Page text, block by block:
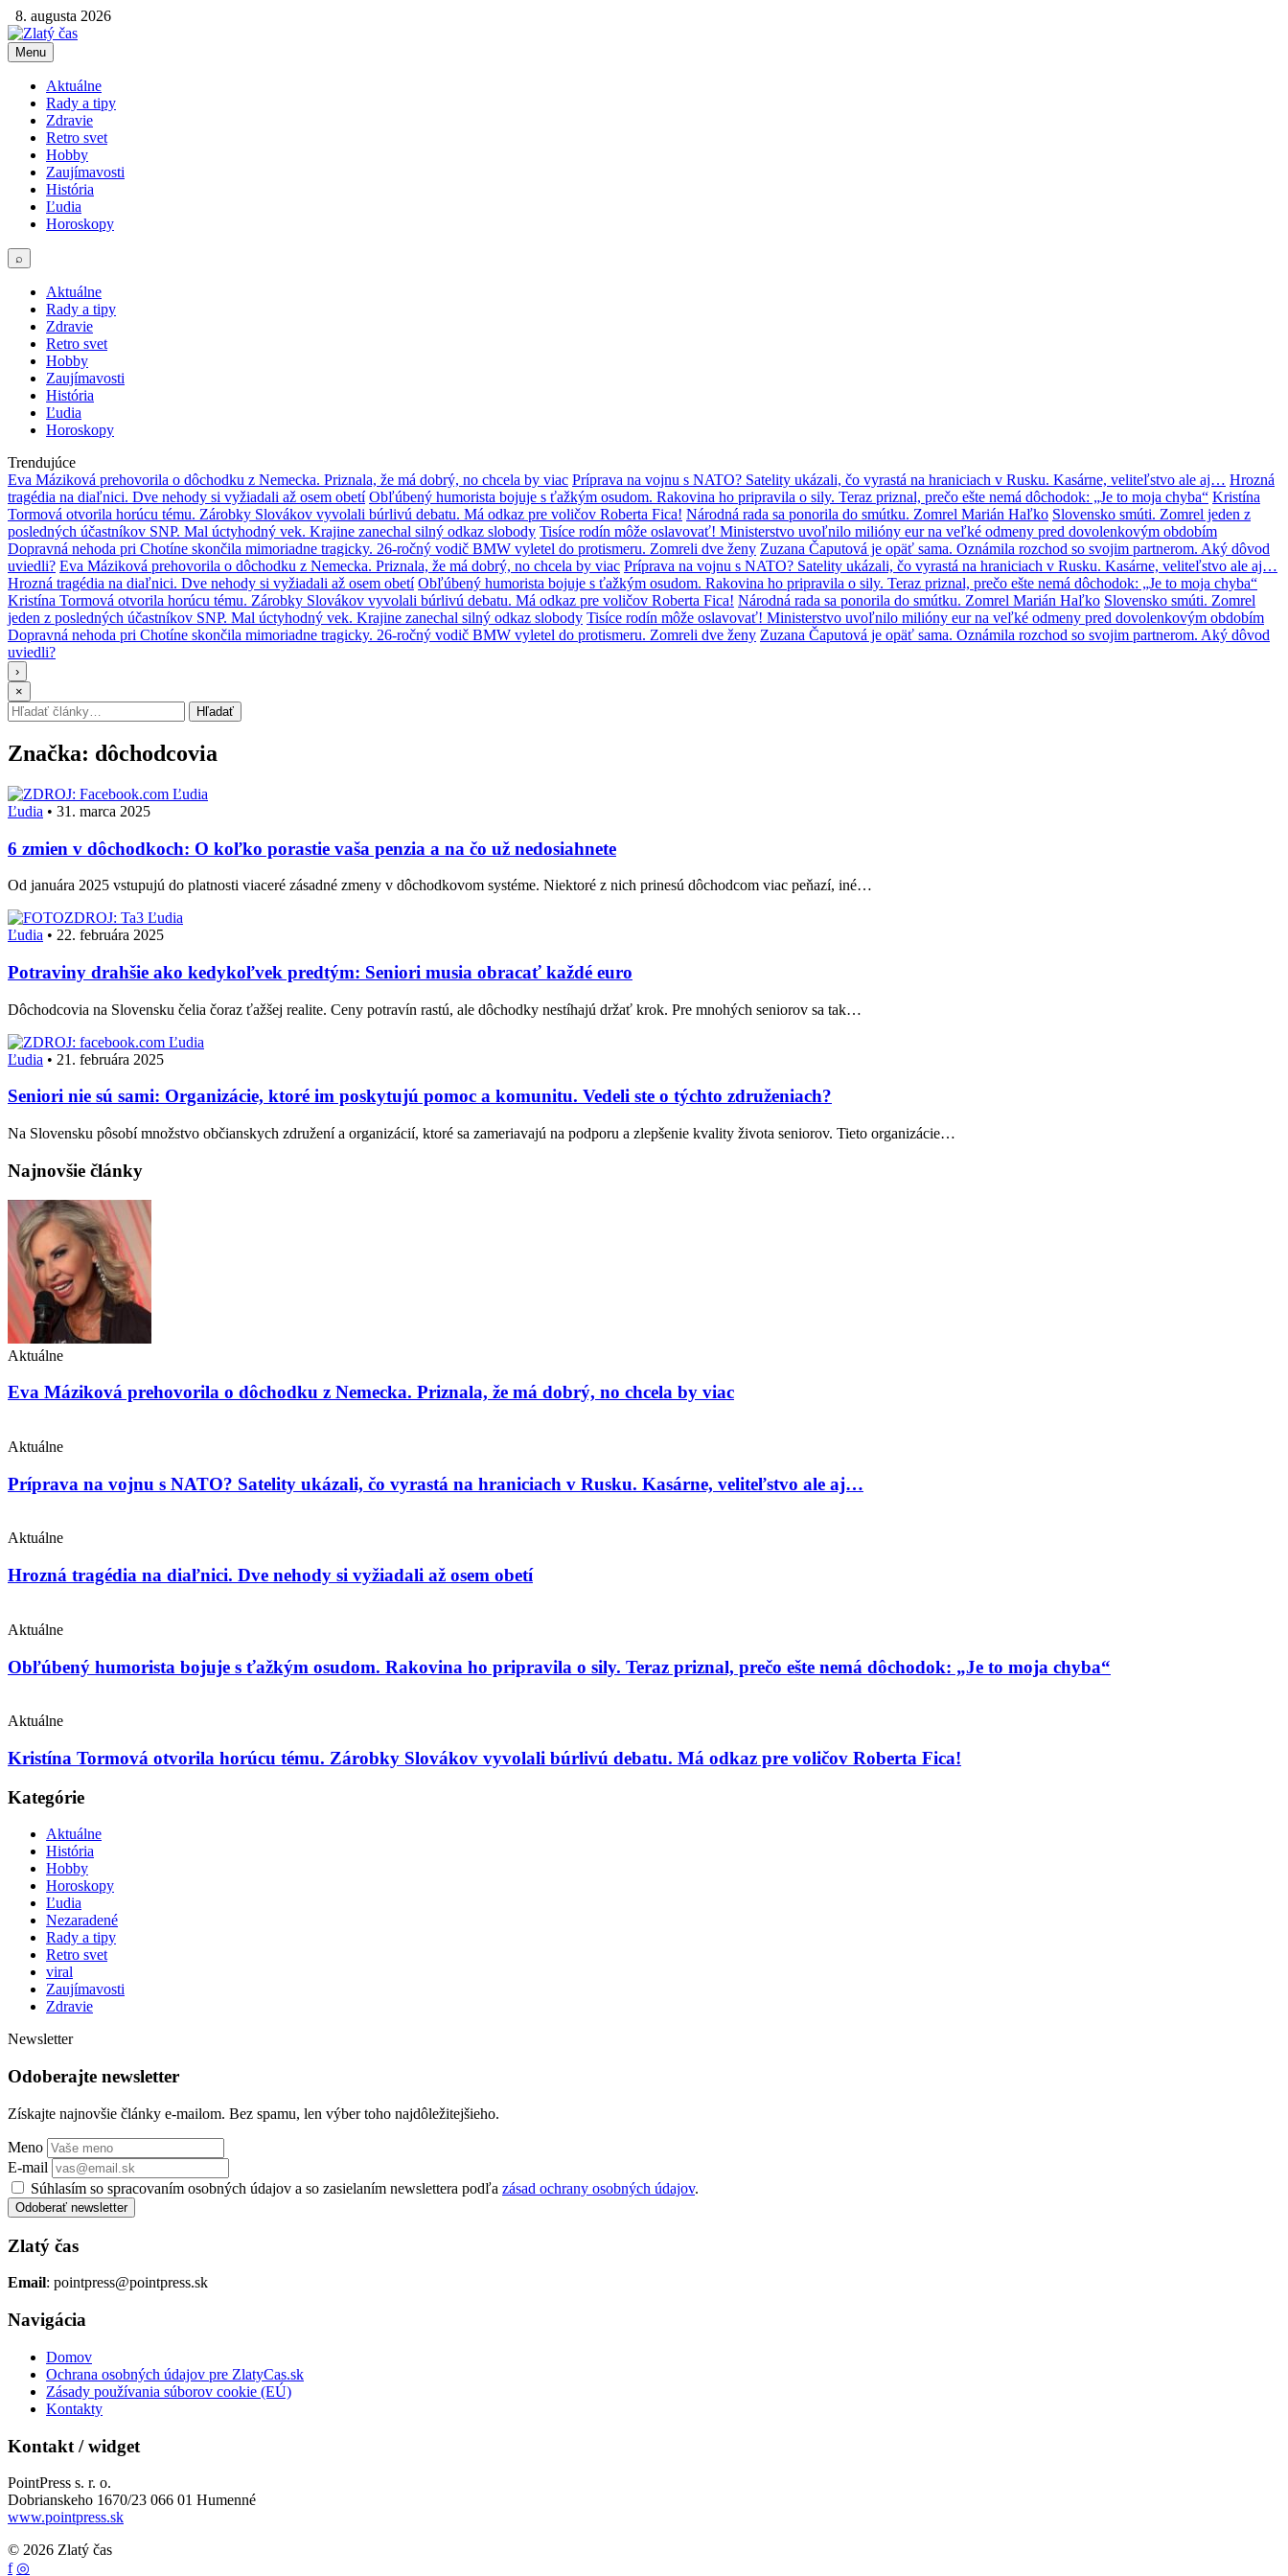
8. augusta 2026
Menu
Aktuálne
Rady a tipy
Zdravie
Retro svet
Hobby
Zaujímavosti
História
Ľudia
Horoskopy
⌕
Aktuálne
Rady a tipy
Zdravie
Retro svet
Hobby
Zaujímavosti
História
Ľudia
Horoskopy
Trendujúce
Eva Máziková prehovorila o dôchodku z Nemecka. Priznala, že má dobrý, no chcela by viac Príprava na vojnu s NATO? Satelity ukázali, čo vyrastá na hraniciach v Rusku. Kasárne, veliteľstvo ale aj… Hrozná
tragédia na diaľnici. Dve nehody si vyžiadali až osem obetí Obľúbený humorista bojuje s ťažkým osudom. Rakovina ho pripravila o sily. Teraz priznal, prečo ešte nemá dôchodok: „Je to moja chyba“ Kristína
Tormová otvorila horúcu tému. Zárobky Slovákov vyvolali búrlivú debatu. Má odkaz pre voličov Roberta Fica! Národná rada sa ponorila do smútku. Zomrel Marián Haľko Slovensko smúti. Zomrel jeden z
posledných účastníkov SNP. Mal úctyhodný vek. Krajine zanechal silný odkaz slobody Tisíce rodín môže oslavovať! Ministerstvo uvoľnilo milióny eur na veľké odmeny pred dovolenkovým obdobím
Dopravná nehoda pri Chotíne skončila mimoriadne tragicky. 26-ročný vodič BMW vyletel do protismeru. Zomreli dve ženy Zuzana Čaputová je opäť sama. Oznámila rozchod so svojim partnerom. Aký dôvod
uviedli? Eva Máziková prehovorila o dôchodku z Nemecka. Priznala, že má dobrý, no chcela by viac Príprava na vojnu s NATO? Satelity ukázali, čo vyrastá na hraniciach v Rusku. Kasárne, veliteľstvo ale aj…
Hrozná tragédia na diaľnici. Dve nehody si vyžiadali až osem obetí Obľúbený humorista bojuje s ťažkým osudom. Rakovina ho pripravila o sily. Teraz priznal, prečo ešte nemá dôchodok: „Je to moja chyba“
Kristína Tormová otvorila horúcu tému. Zárobky Slovákov vyvolali búrlivú debatu. Má odkaz pre voličov Roberta Fica! Národná rada sa ponorila do smútku. Zomrel Marián Haľko Slovensko smúti. Zomrel
jeden z posledných účastníkov SNP. Mal úctyhodný vek. Krajine zanechal silný odkaz slobody Tisíce rodín môže oslavovať! Ministerstvo uvoľnilo milióny eur na veľké odmeny pred dovolenkovým obdobím
Dopravná nehoda pri Chotíne skončila mimoriadne tragicky. 26-ročný vodič BMW vyletel do protismeru. Zomreli dve ženy Zuzana Čaputová je opäť sama. Oznámila rozchod so svojim partnerom. Aký dôvod
uviedli?
›
×
Hľadať: Hľadať
Značka: dôchodcovia
Ľudia
Ľudia • 31. marca 2025
6 zmien v dôchodkoch: O koľko porastie vaša penzia a na čo už nedosiahnete
Od januára 2025 vstupujú do platnosti viaceré zásadné zmeny v dôchodkovom systéme. Niektoré z nich prinesú dôchodcom viac peňazí, iné…
Ľudia
Ľudia • 22. februára 2025
Potraviny drahšie ako kedykoľvek predtým: Seniori musia obracať každé euro
Dôchodcovia na Slovensku čelia čoraz ťažšej realite. Ceny potravín rastú, ale dôchodky nestíhajú držať krok. Pre mnohých seniorov sa tak…
Ľudia
Ľudia • 21. februára 2025
Seniori nie sú sami: Organizácie, ktoré im poskytujú pomoc a komunitu. Vedeli ste o týchto združeniach?
Na Slovensku pôsobí množstvo občianskych združení a organizácií, ktoré sa zameriavajú na podporu a zlepšenie kvality života seniorov. Tieto organizácie…
Najnovšie články
Aktuálne
Eva Máziková prehovorila o dôchodku z Nemecka. Priznala, že má dobrý, no chcela by viac
Aktuálne
Príprava na vojnu s NATO? Satelity ukázali, čo vyrastá na hraniciach v Rusku. Kasárne, veliteľstvo ale aj…
Aktuálne
Hrozná tragédia na diaľnici. Dve nehody si vyžiadali až osem obetí
Aktuálne
Obľúbený humorista bojuje s ťažkým osudom. Rakovina ho pripravila o sily. Teraz priznal, prečo ešte nemá dôchodok: „Je to moja chyba“
Aktuálne
Kristína Tormová otvorila horúcu tému. Zárobky Slovákov vyvolali búrlivú debatu. Má odkaz pre voličov Roberta Fica!
Kategórie
Aktuálne
História
Hobby
Horoskopy
Ľudia
Nezaradené
Rady a tipy
Retro svet
viral
Zaujímavosti
Zdravie
Newsletter
Odoberajte newsletter
Získajte najnovšie články e-mailom. Bez spamu, len výber toho najdôležitejšieho.
Meno
E-mail
Súhlasím so spracovaním osobných údajov a so zasielaním newslettera podľa zásad ochrany osobných údajov.
Odoberať newsletter
Zlatý čas
Email: pointpress@pointpress.sk
Navigácia
Domov
Ochrana osobných údajov pre ZlatyCas.sk
Zásady používania súborov cookie (EÚ)
Kontakty
Kontakt / widget
PointPress s. r. o.
Dobrianskeho 1670/23 066 01 Humenné
www.pointpress.sk
© 2026 Zlatý čas
f ◎